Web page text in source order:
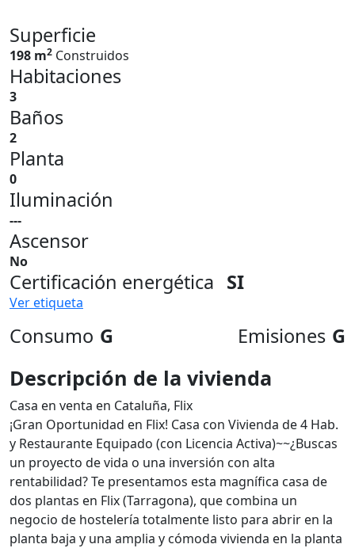
Superficie
198 m2 Construidos
Habitaciones
3
Baños
2
Planta
0
Iluminación
---
Ascensor
No
Certificación energética SI
Ver etiqueta
Consumo G Emisiones G
Descripción de la vivienda
Casa en venta en Cataluña, Flix
¡Gran Oportunidad en Flix! Casa con Vivienda de 4 Hab.
y Restaurante Equipado (con Licencia Activa)~~¿Buscas
un proyecto de vida o una inversión con alta
rentabilidad? Te presentamos esta magnífica casa de
dos plantas en Flix (Tarragona), que combina un
negocio de hostelería totalmente listo para abrir en la
planta baja y una amplia y cómoda vivienda en la planta